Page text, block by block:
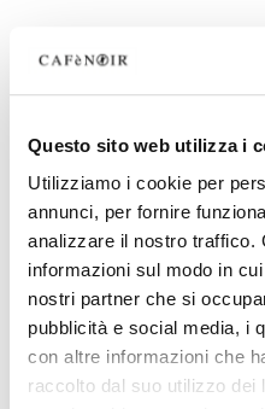
Questo sito web utilizza i
Utilizziamo i cookie per
annunci, per fornire
analizzare il nostro traffico.
informazioni sul modo in
nostri partner che si
pubblicità e social media, i
con altre informazioni che
raccolto dal suo utilizzo dei